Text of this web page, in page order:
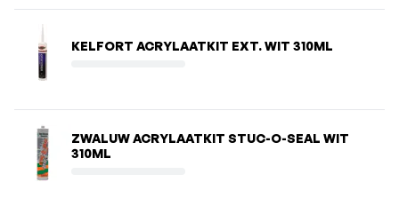
KELFORT ACRYLAATKIT EXT. WIT 310ML
ZWALUW ACRYLAATKIT STUC-O-SEAL WIT
310ML